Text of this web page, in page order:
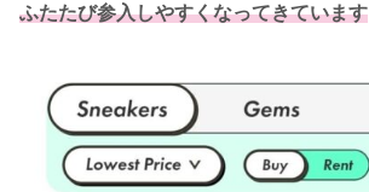
ふたたび参入しやすくなってきています